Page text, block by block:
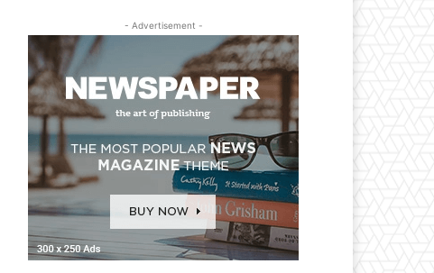
- Advertisement -